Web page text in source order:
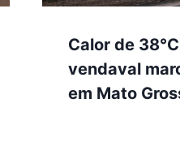
Calor de
vendaval
em Mato